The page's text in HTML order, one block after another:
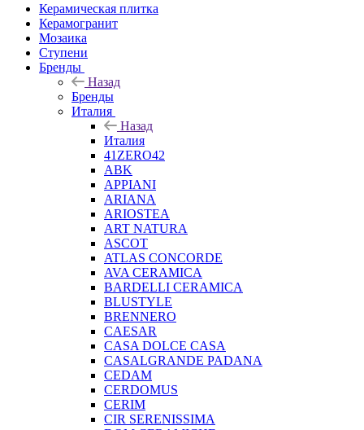
Керамическая плитка
Керамогранит
Мозаика
Ступени
Бренды
Назад
Бренды
Италия
Назад
Италия
41ZERO42
ABK
APPIANI
ARIANA
ARIOSTEA
ART NATURA
ASCOT
ATLAS CONCORDE
AVA CERAMICA
BARDELLI CERAMICA
BLUSTYLE
BRENNERO
CAESAR
CASA DOLCE CASA
CASALGRANDE PADANA
CEDAM
CERDOMUS
CERIM
CIR SERENISSIMA